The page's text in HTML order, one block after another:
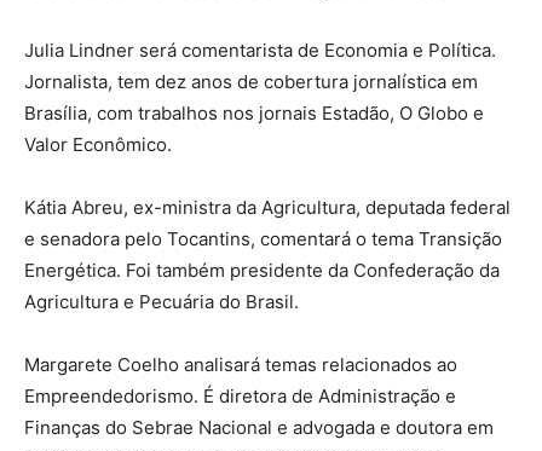
Julia Lindner será comentarista de Economia e Política.
Jornalista, tem dez anos de cobertura jornalística em
Brasília, com trabalhos nos jornais Estadão, O Globo e
Valor Econômico.
Kátia Abreu, ex-ministra da Agricultura, deputada federal
e senadora pelo Tocantins, comentará o tema Transição
Energética. Foi também presidente da Confederação da
Agricultura e Pecuária do Brasil.
Margarete Coelho analisará temas relacionados ao
Empreendedorismo. É diretora de Administração e
Finanças do Sebrae Nacional e advogada e doutora em